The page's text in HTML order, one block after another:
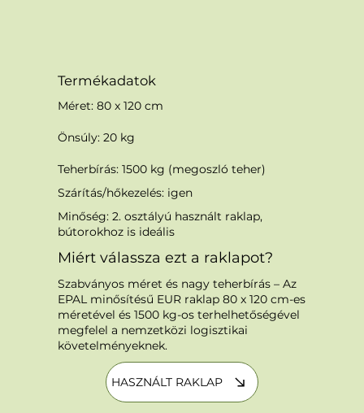
Termékadatok
Méret: 80 x 120 cm
Önsúly: 20 kg
Teherbírás: 1500 kg (megoszló teher)
Szárítás/hőkezelés: igen
Minőség: 2. osztályú használt raklap,
bútorokhoz is ideális
Miért válassza ezt a raklapot?
Szabványos méret és nagy teherbírás – Az
EPAL minősítésű EUR raklap 80 x 120 cm-es
méretével és 1500 kg-os terhelhetőségével
megfelel a nemzetközi logisztikai
követelményeknek.
HASZNÁLT RAKLAP